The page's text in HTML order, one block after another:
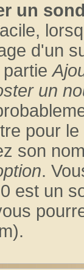
un
d'un
partie
un
pour
son
.
est un